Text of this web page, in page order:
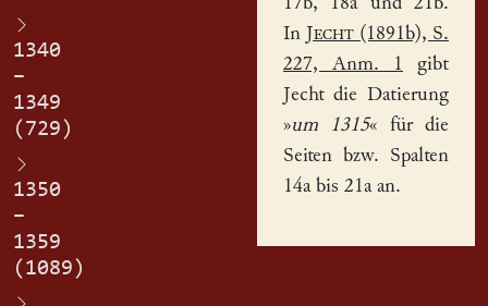
1340
–
1349
(729)
1350
–
1359
(1089)
In Jecht(1891b), S.
227, Anm. 1
gibt
Jecht die Datierung
»um 1315« für die
Seiten bzw. Spalten
14a bis 21a an.